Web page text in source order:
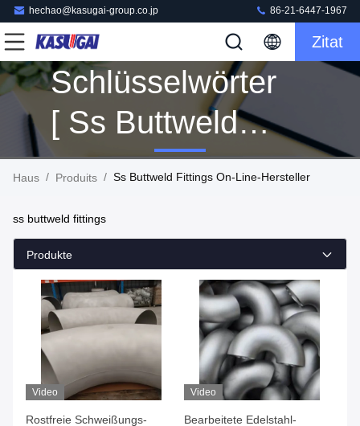
hechao@kasugai-group.co.jp 86-21-6447-1967
Zitat
Schlüsselwörter
[ Ss Buttweld
Fittings ]
2 Produits
Haus / Produits / Ss Buttweld Fittings On-Line-Hersteller
ss buttweld fittings
Produkte
Video
Rostfreie Schweißungs-
Video
Bearbeitete Edelstahl-